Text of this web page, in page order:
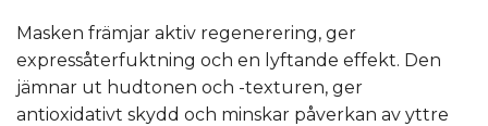
Masken främjar aktiv regenerering, ger
expressåterfuktning och en lyftande effekt. Den
jämnar ut hudtonen och -texturen, ger
antioxidativt skydd och minskar påverkan av yttre